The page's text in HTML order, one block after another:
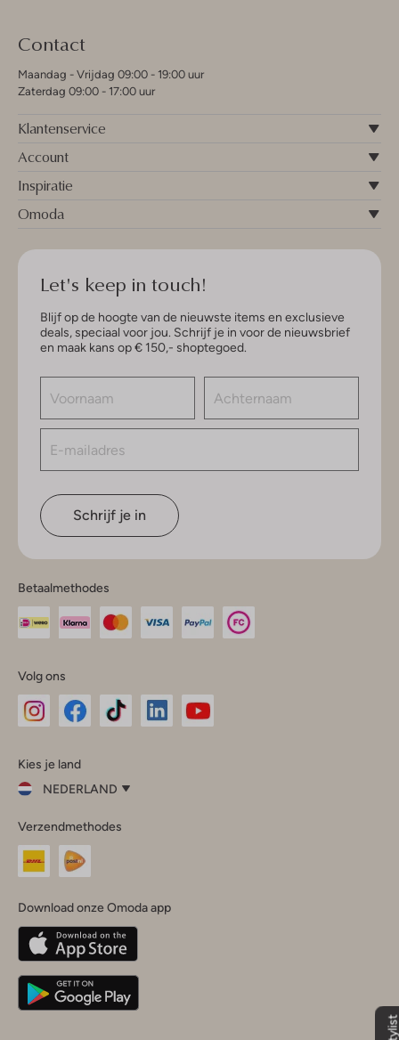
Contact
Maandag - Vrijdag 09:00 - 19:00 uur
Zaterdag 09:00 - 17:00 uur
Klantenservice
Account
Inspiratie
Omoda
Let's keep in touch!
Blijf op de hoogte van de nieuwste items en exclusieve
deals, speciaal voor jou. Schrijf je in voor de nieuwsbrief
en maak kans op € 150,- shoptegoed.
Schrijf je in
Betaalmethodes
Volg ons
InstagramFacebook
Kies je land
NEDERLAND
je
land
Nederland
Belgique(Français)
Deutschland
Verzendmethodes
Download onze Omoda app